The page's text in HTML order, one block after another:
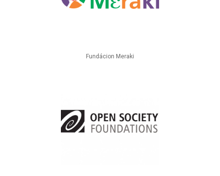
Fundácion Meraki